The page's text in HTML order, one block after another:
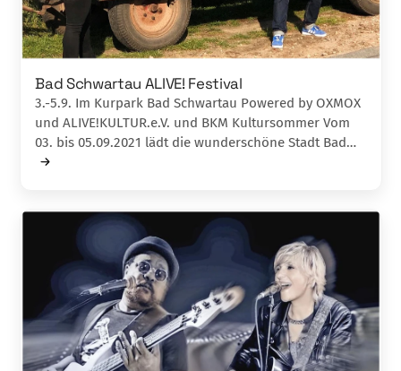
Bad Schwartau ALIVE! Festival
3.-5.9. Im Kurpark Bad Schwartau Powered by OXMOX
und ALIVE!KULTUR.e.V. und BKM Kultursommer Vom
03. bis 05.09.2021 lädt die wunderschöne Stadt Bad…